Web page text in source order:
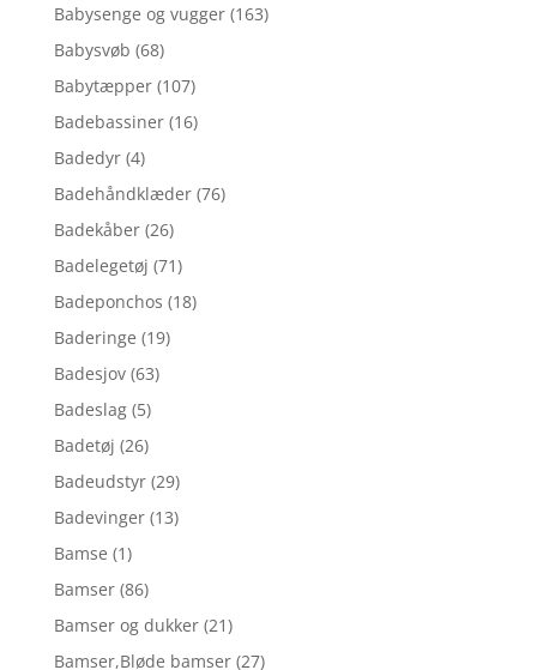
Babysenge og vugger (163)
Babysvøb (68)
Babytæpper (107)
Badebassiner (16)
Badedyr (4)
Badehåndklæder (76)
Badekåber (26)
Badelegetøj (71)
Badeponchos (18)
Baderinge (19)
Badesjov (63)
Badeslag (5)
Badetøj (26)
Badeudstyr (29)
Badevinger (13)
Bamse (1)
Bamser (86)
Bamser og dukker (21)
Bamser,Bløde bamser (27)